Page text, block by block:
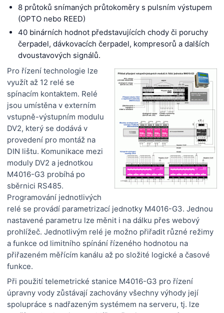
8 průtoků snímaných průtokoměry s pulsním výstupem
(OPTO nebo REED)
40 binárních hodnot představujících chody či poruchy
čerpadel, dávkovacích čerpadel, kompresorů a dalších
dvoustavových signálů.
Pro řízení technologie lze
využít až 12 relé se
spínacím kontaktem. Relé
jsou umístěna v externím
vstupně-výstupním modulu
DV2, který se dodává v
provedení pro montáž na
DIN lištu. Komunikace mezi
moduly DV2 a jednotkou
M4016-G3 probíhá po
sběrnici RS485.
Programování jednotlivých
relé se provádí parametrizací jednotky M4016-G3. Jednou
nastavené parametru lze měnit i na dálku přes webový
prohlížeč. Jednotlivým relé je možno přiřadit různé režimy
a funkce od limitního spínání řízeného hodnotou na
přiřazeném měřícím kanálu až po složité logické a časové
funkce.
Při použití telemetrické stanice M4016-G3 pro řízení
úpravny vody zůstávají zachovány všechny výhody její
spolupráce s nadřazeným systémem na serveru, tj. lze